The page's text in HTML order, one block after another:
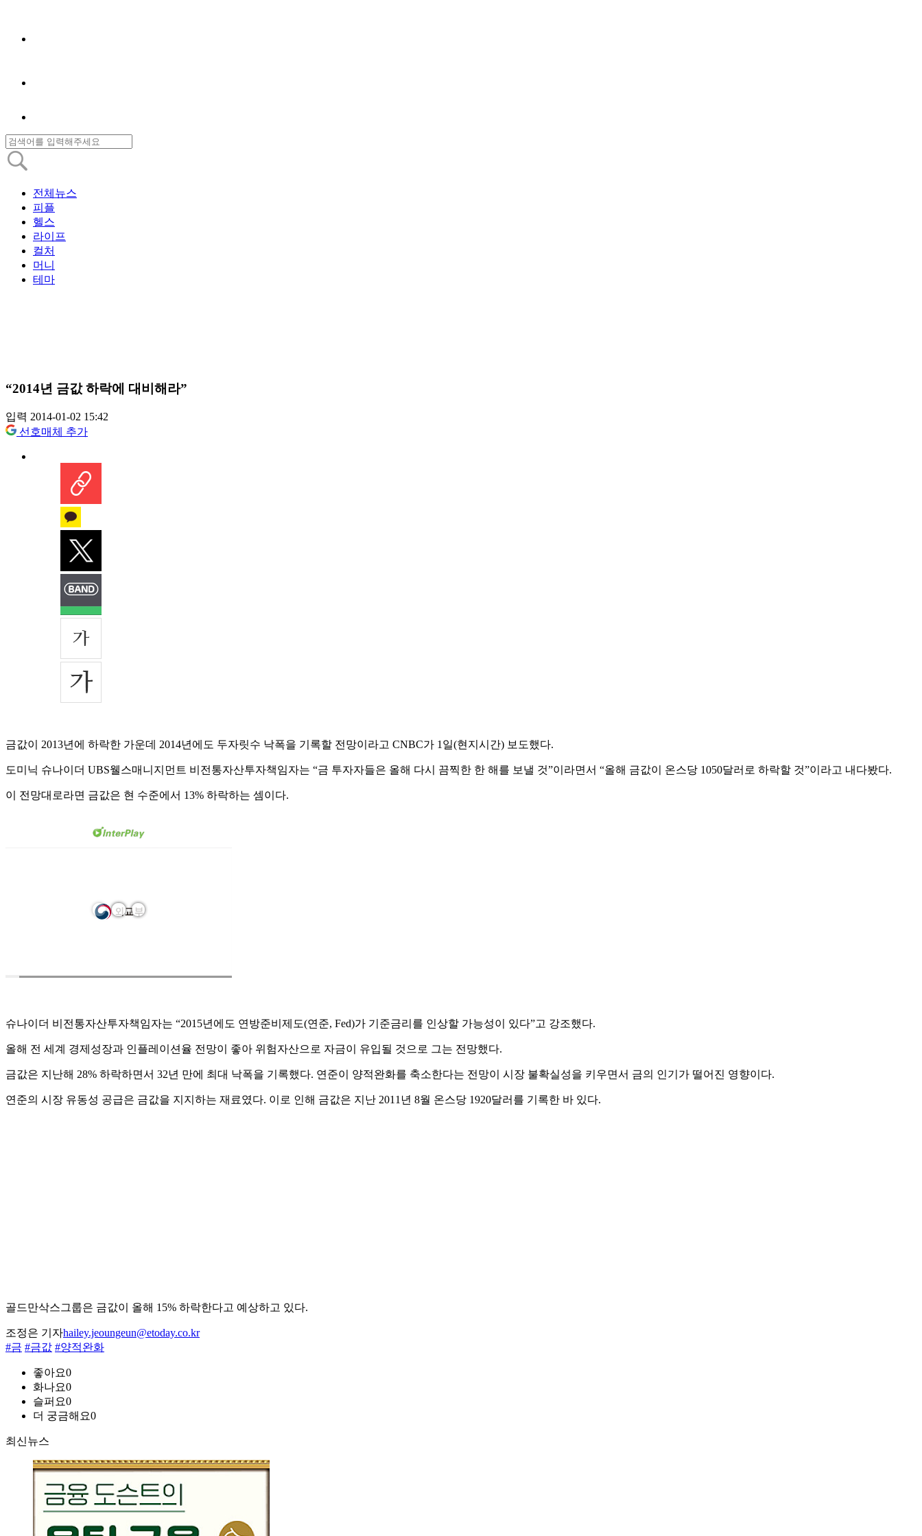
전체뉴스
피플
헬스
라이프
컬처
머니
테마
“2014년 금값 하락에 대비해라”
입력 2014-01-02 15:42
선호매체 추가
금값이 2013년에 하락한 가운데 2014년에도 두자릿수 낙폭을 기록할 전망이라고 CNBC가 1일(현지시간) 보도했다.
도미닉 슈나이더 UBS웰스매니지먼트 비전통자산투자책임자는 “금 투자자들은 올해 다시 끔찍한 한 해를 보낼 것”이라면서 “올해 금값이 온스당 1050달러로 하락할 것”이라고 내다봤다.
이 전망대로라면 금값은 현 수준에서 13% 하락하는 셈이다.
슈나이더 비전통자산투자책임자는 “2015년에도 연방준비제도(연준, Fed)가 기준금리를 인상할 가능성이 있다”고 강조했다.
올해 전 세계 경제성장과 인플레이션율 전망이 좋아 위험자산으로 자금이 유입될 것으로 그는 전망했다.
금값은 지난해 28% 하락하면서 32년 만에 최대 낙폭을 기록했다. 연준이 양적완화를 축소한다는 전망이 시장 불확실성을 키우면서 금의 인기가 떨어진 영향이다.
연준의 시장 유동성 공급은 금값을 지지하는 재료였다. 이로 인해 금값은 지난 2011년 8월 온스당 1920달러를 기록한 바 있다.
골드만삭스그룹은 금값이 올해 15% 하락한다고 예상하고 있다.
조정은 기자hailey.jeoungeun@etoday.co.kr
#금 #금값 #양적완화
좋아요0
화나요0
슬퍼요0
더 궁금해요0
최신뉴스